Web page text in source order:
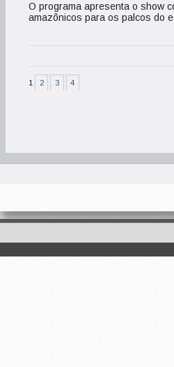
O programa apresenta o show
amazônicos para os palcos do
1 2 3 4